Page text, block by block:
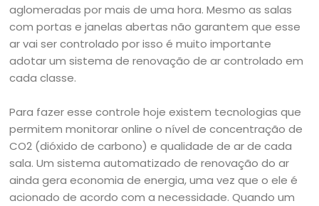
aglomeradas por mais de uma hora. Mesmo as salas
com portas e janelas abertas não garantem que esse
ar vai ser controlado por isso é muito importante
adotar um sistema de renovação de ar controlado em
cada classe.
Para fazer esse controle hoje existem tecnologias que
permitem monitorar online o nível de concentração de
CO2 (dióxido de carbono) e qualidade de ar de cada
sala. Um sistema automatizado de renovação do ar
ainda gera economia de energia, uma vez que o ele é
acionado de acordo com a necessidade. Quando um